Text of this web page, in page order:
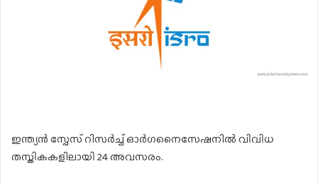
ഇന്ത്യൻ സ്പേസ് റിസർച്ച് ഓർഗനൈസേഷനിൽ വിവിധ
തസ്തികകളിലായി 24 അവസരം.